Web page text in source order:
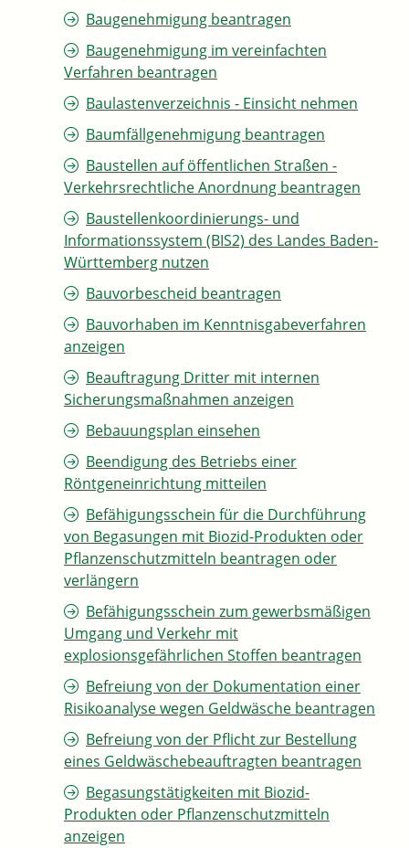
Baugenehmigung beantragen
Baugenehmigung im vereinfachten
Verfahren beantragen
Baulastenverzeichnis - Einsicht nehmen
Baumfällgenehmigung beantragen
Baustellen auf öffentlichen Straßen -
Verkehrsrechtliche Anordnung beantragen
Baustellenkoordinierungs- und
Informationssystem (BIS2) des Landes Baden-
Württemberg nutzen
Bauvorbescheid beantragen
Bauvorhaben im Kenntnisgabeverfahren
anzeigen
Beauftragung Dritter mit internen
Sicherungsmaßnahmen anzeigen
Bebauungsplan einsehen
Beendigung des Betriebs einer
Röntgeneinrichtung mitteilen
Befähigungsschein für die Durchführung
von Begasungen mit Biozid-Produkten oder
Pflanzenschutzmitteln beantragen oder
verlängern
Befähigungsschein zum gewerbsmäßigen
Umgang und Verkehr mit
explosionsgefährlichen Stoffen beantragen
Befreiung von der Dokumentation einer
Risikoanalyse wegen Geldwäsche beantragen
Befreiung von der Pflicht zur Bestellung
eines Geldwäschebeauftragten beantragen
Begasungstätigkeiten mit Biozid-
Produkten oder Pflanzenschutzmitteln
anzeigen